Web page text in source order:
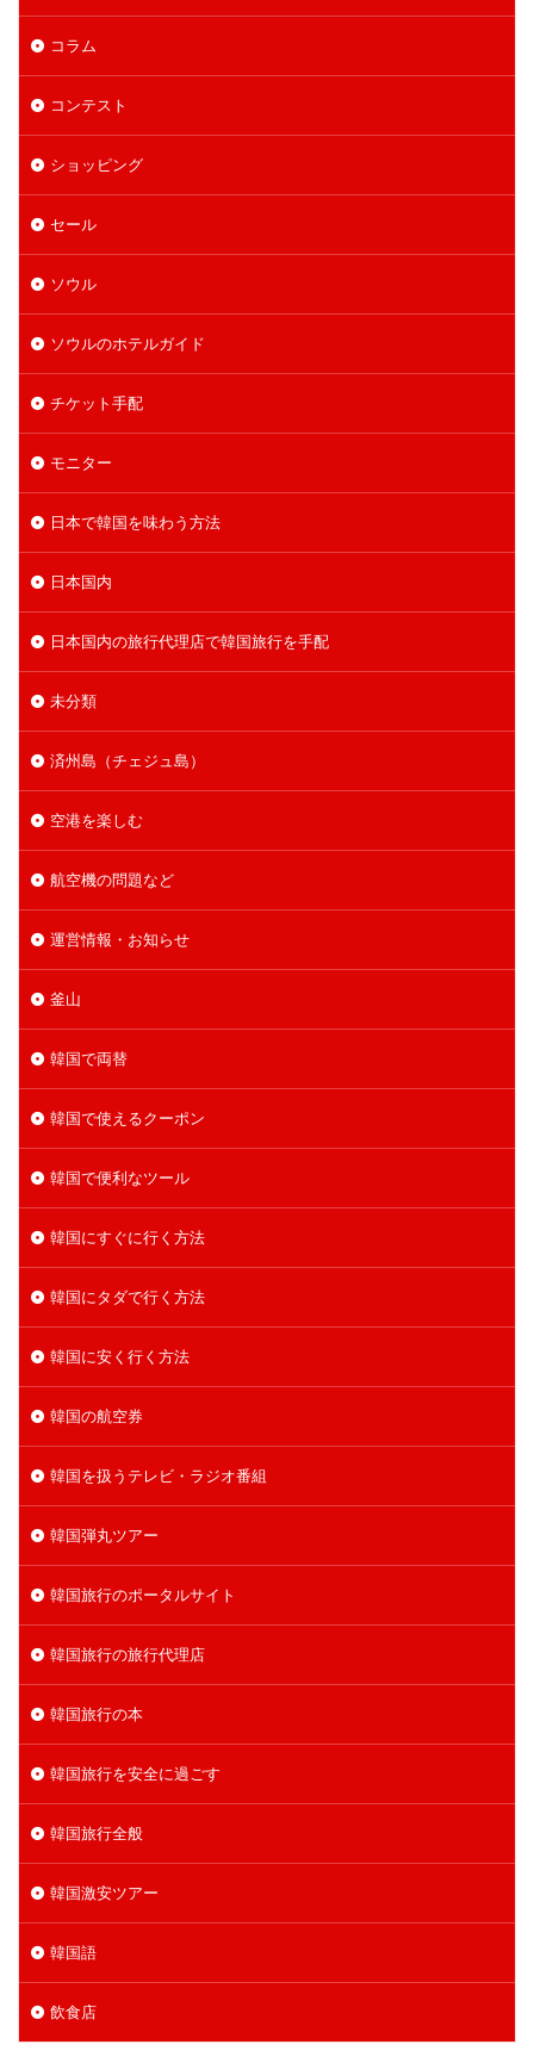
コラム
コンテスト
ショッピング
セール
ソウル
ソウルのホテルガイド
チケット手配
モニター
日本で韓国を味わう方法
日本国内
日本国内の旅行代理店で韓国旅行を手配
未分類
済州島（チェジュ島）
空港を楽しむ
航空機の問題など
運営情報・お知らせ
釜山
韓国で両替
韓国で使えるクーポン
韓国で便利なツール
韓国にすぐに行く方法
韓国にタダで行く方法
韓国に安く行く方法
韓国の航空券
韓国を扱うテレビ・ラジオ番組
韓国弾丸ツアー
韓国旅行のポータルサイト
韓国旅行の旅行代理店
韓国旅行の本
韓国旅行を安全に過ごす
韓国旅行全般
韓国激安ツアー
韓国語
飲食店